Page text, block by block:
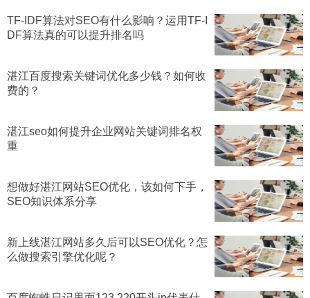
TF-IDF算法对SEO有什么影响？运用TF-I
DF算法真的可以提升排名吗
湛江百度搜索关键词优化多少钱？如何收
费的？
湛江seo如何提升企业网站关键词排名权
重
想做好湛江网站SEO优化，该如何下手，
SEO知识体系分享
新上线湛江网站多久后可以SEO优化？怎
么做搜索引擎优化呢？